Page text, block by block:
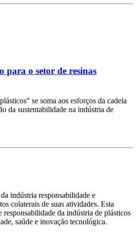
para o setor de resinas
se soma aos esforços da cadeia
da sustentabilidade na indústria de
indústria responsabilidade e
colaterais de suas atividades. Esta
responsabilidade da indústria de plásticos
saúde e inovação tecnológica.